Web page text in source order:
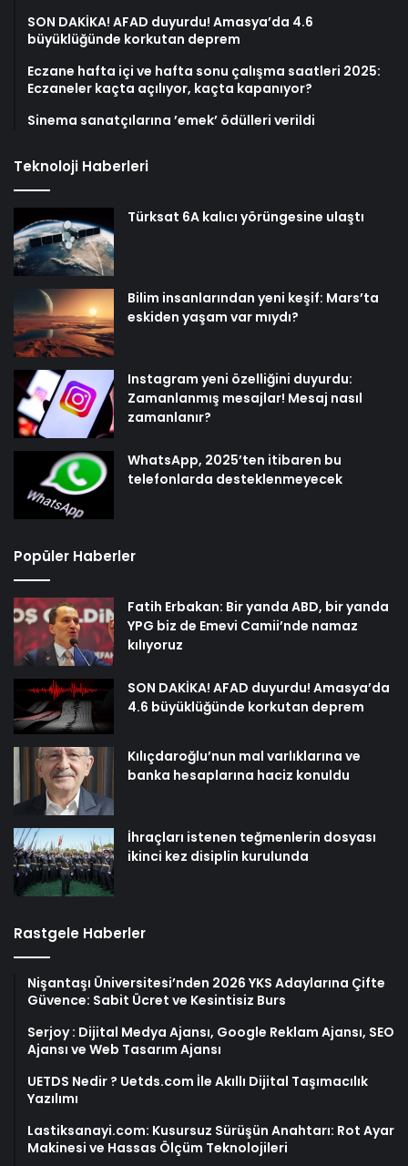
SON DAKİKA! AFAD duyurdu! Amasya’da 4.6
büyüklüğünde korkutan deprem
Eczane hafta içi ve hafta sonu çalışma saatleri 2025:
Eczaneler kaçta açılıyor, kaçta kapanıyor?
Sinema sanatçılarına ’emek’ ödülleri verildi
Teknoloji Haberleri
Türksat 6A kalıcı yörüngesine ulaştı
Bilim insanlarından yeni keşif: Mars’ta
eskiden yaşam var mıydı?
Instagram yeni özelliğini duyurdu:
Zamanlanmış mesajlar! Mesaj nasıl
zamanlanır?
WhatsApp, 2025’ten itibaren bu
telefonlarda desteklenmeyecek
Popüler Haberler
Fatih Erbakan: Bir yanda ABD, bir yanda
YPG biz de Emevi Camii’nde namaz
kılıyoruz
SON DAKİKA! AFAD duyurdu! Amasya’da
4.6 büyüklüğünde korkutan deprem
Kılıçdaroğlu’nun mal varlıklarına ve
banka hesaplarına haciz konuldu
İhraçları istenen teğmenlerin dosyası
ikinci kez disiplin kurulunda
Rastgele Haberler
Nişantaşı Üniversitesi’nden 2026 YKS Adaylarına Çifte
Güvence: Sabit Ücret ve Kesintisiz Burs
Serjoy : Dijital Medya Ajansı, Google Reklam Ajansı, SEO
Ajansı ve Web Tasarım Ajansı
UETDS Nedir ? Uetds.com İle Akıllı Dijital Taşımacılık
Yazılımı
Lastiksanayi.com: Kusursuz Sürüşün Anahtarı: Rot Ayar
Makinesi ve Hassas Ölçüm Teknolojileri